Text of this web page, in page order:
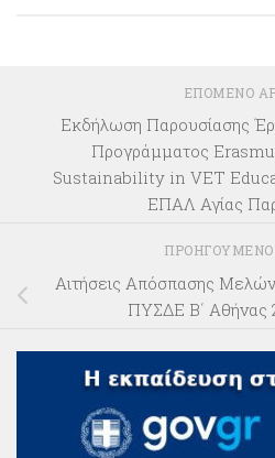
ΕΠΌΜΕΝΟ
Εκδήλωση Παρουσίασης
Προγράμματος
Sustainability in VET
ΕΠΑΛ Αγίας
Αιτήσεις Απόσπασης
ΠΥΣΔΕ Β΄ Αθήνας